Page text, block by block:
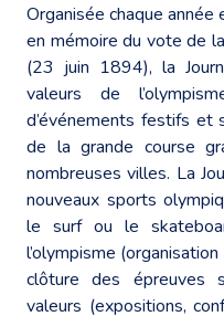
Organisée chaque
en mémoire du vote de
(23 juin 1894), la
valeurs de
d’événements festifs et
de la grande course
nombreuses villes. La
nouveaux sports
le surf ou le
l’olympisme
clôture des épreuves
valeurs (expositions,